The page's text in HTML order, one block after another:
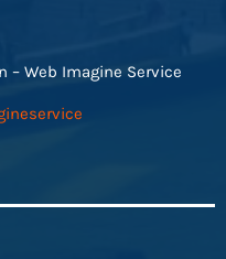
– Web Imagine Service